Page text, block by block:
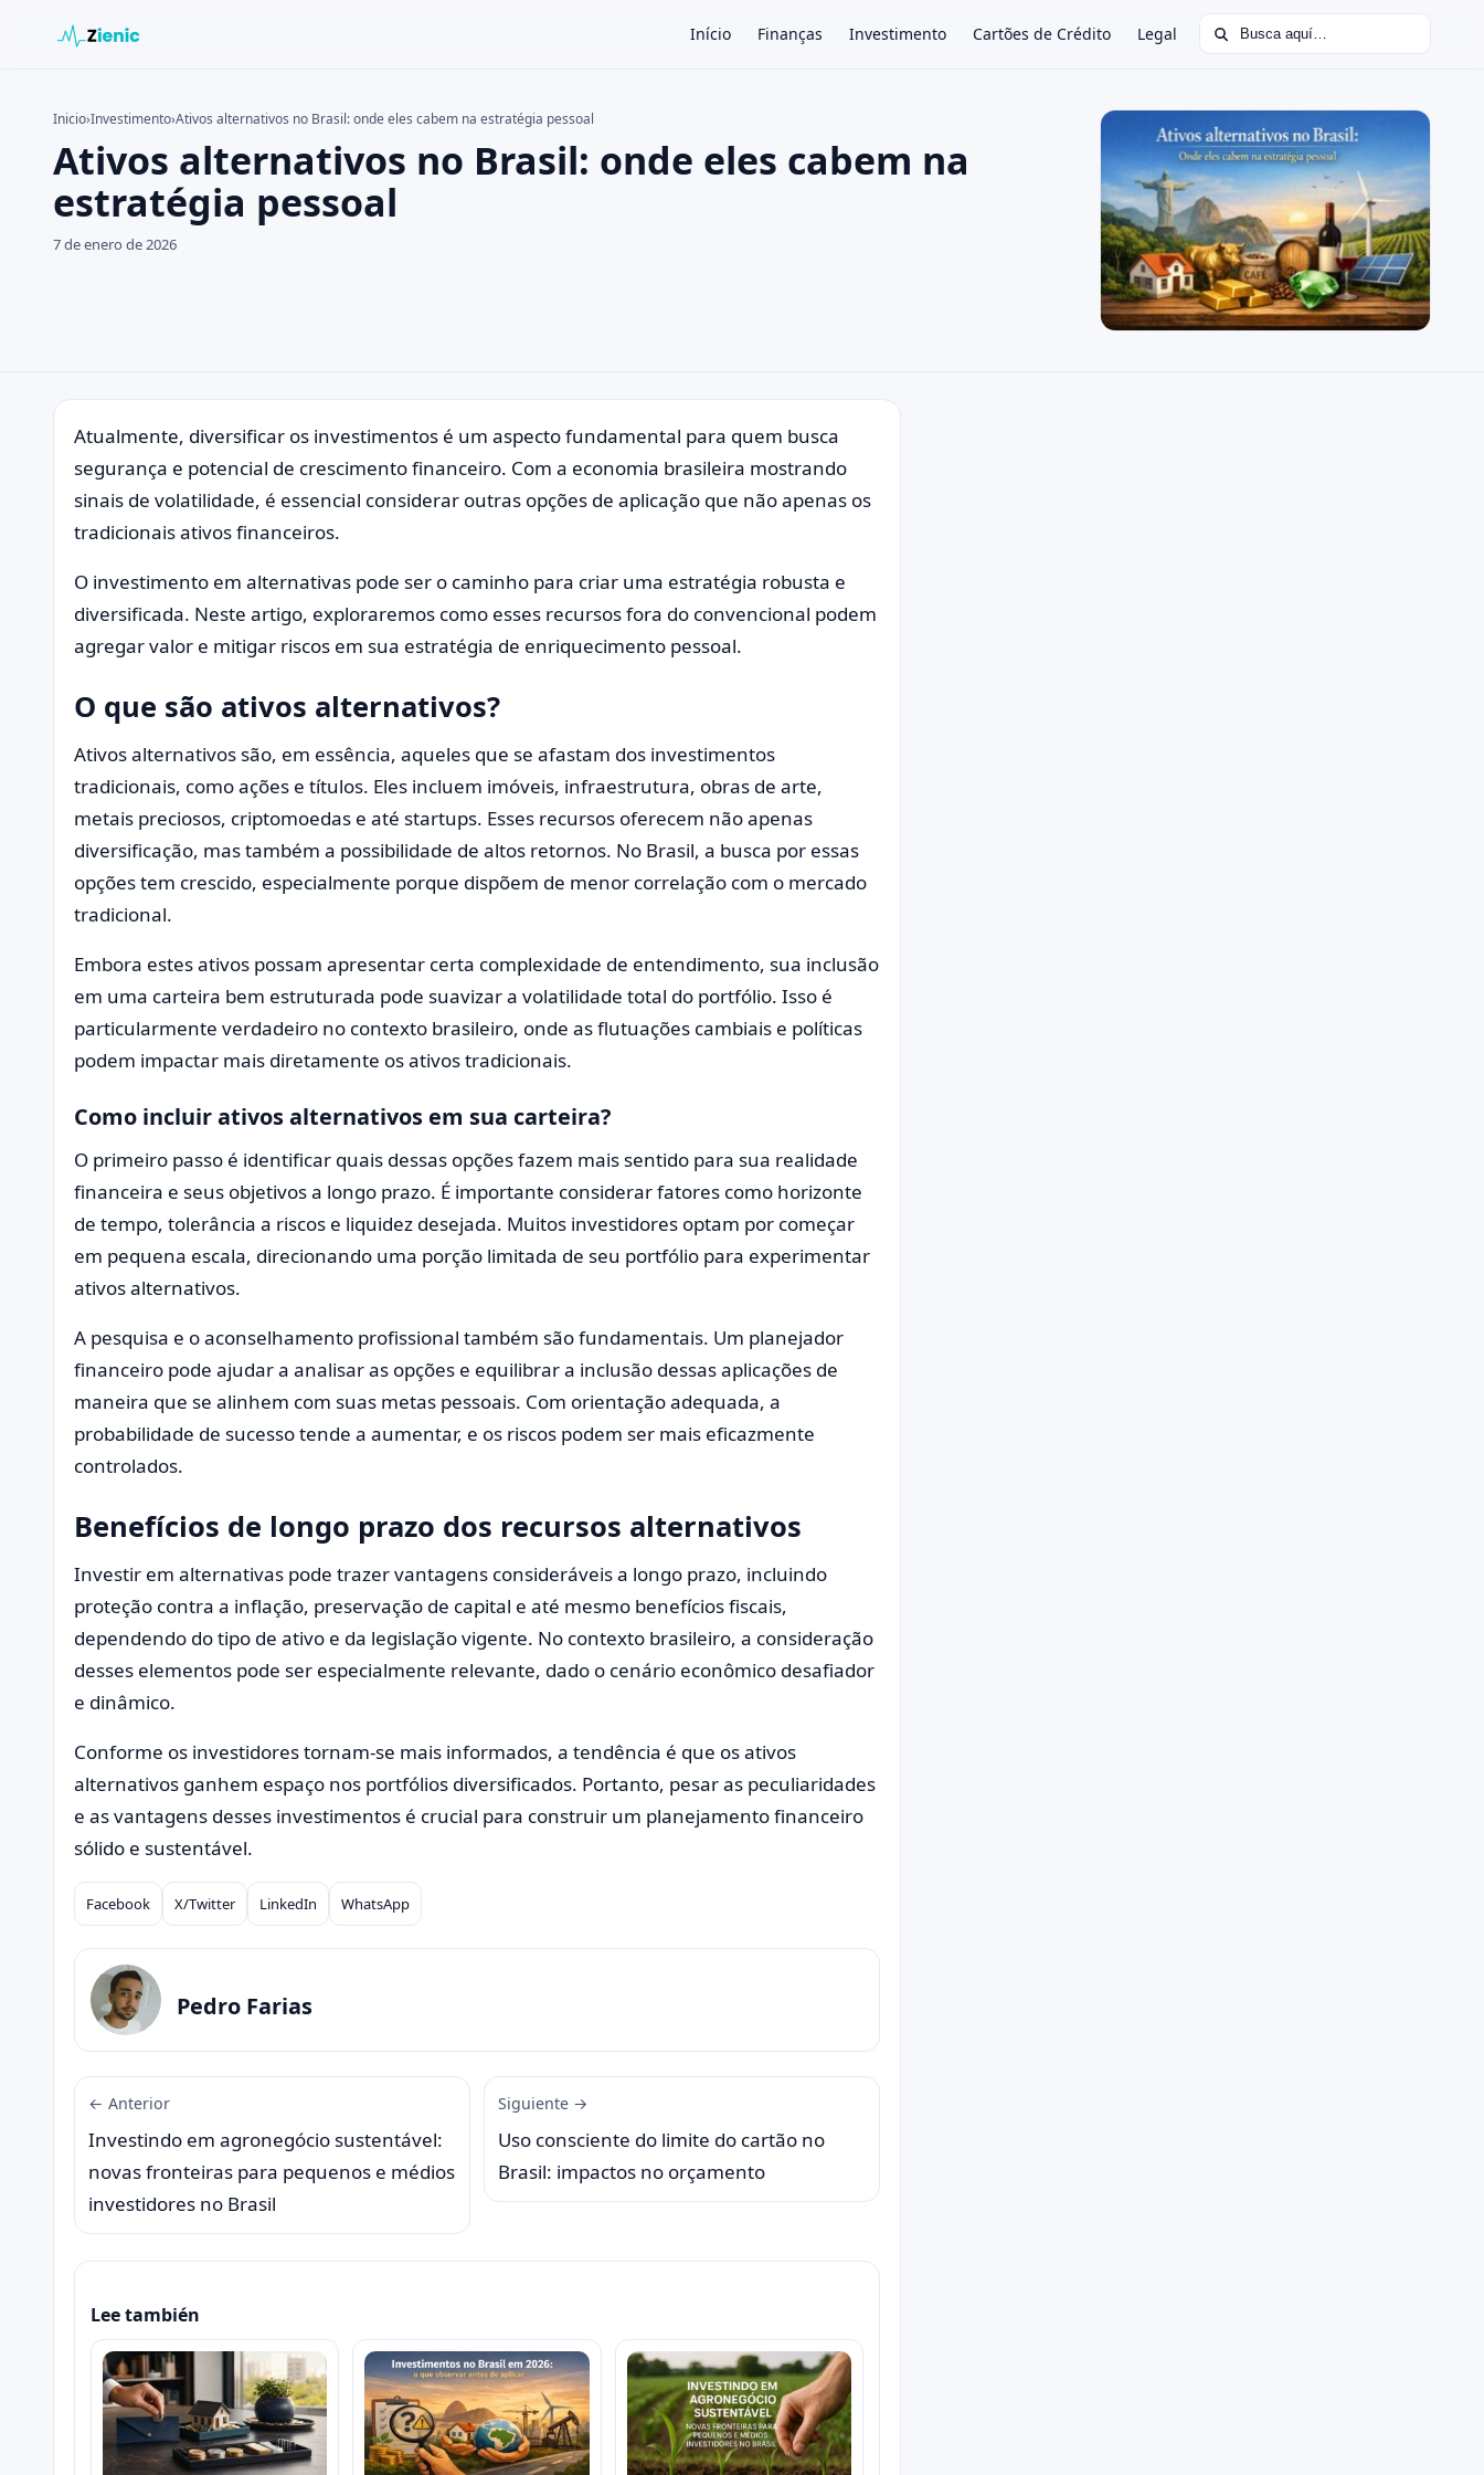
Início Finanças Investimento Cartões de Crédito Legal Buscar:
Buscar en el sitio ×
Buscar:
Pulsa Enter para buscar o ESC para cerrar.
Inicio›Investimento›Ativos alternativos no Brasil: onde eles cabem na estratégia pessoal
Ativos alternativos no Brasil: onde eles cabem na
estratégia pessoal
7 de enero de 2026
Atualmente, diversificar os investimentos é um aspecto fundamental para quem busca
segurança e potencial de crescimento financeiro. Com a economia brasileira mostrando
sinais de volatilidade, é essencial considerar outras opções de aplicação que não apenas os
tradicionais ativos financeiros.
O investimento em alternativas pode ser o caminho para criar uma estratégia robusta e
diversificada. Neste artigo, exploraremos como esses recursos fora do convencional podem
agregar valor e mitigar riscos em sua estratégia de enriquecimento pessoal.
O que são ativos alternativos?
Ativos alternativos são, em essência, aqueles que se afastam dos investimentos
tradicionais, como ações e títulos. Eles incluem imóveis, infraestrutura, obras de arte,
metais preciosos, criptomoedas e até startups. Esses recursos oferecem não apenas
diversificação, mas também a possibilidade de altos retornos. No Brasil, a busca por essas
opções tem crescido, especialmente porque dispõem de menor correlação com o mercado
tradicional.
Embora estes ativos possam apresentar certa complexidade de entendimento, sua inclusão
em uma carteira bem estruturada pode suavizar a volatilidade total do portfólio. Isso é
particularmente verdadeiro no contexto brasileiro, onde as flutuações cambiais e políticas
podem impactar mais diretamente os ativos tradicionais.
Como incluir ativos alternativos em sua carteira?
O primeiro passo é identificar quais dessas opções fazem mais sentido para sua realidade
financeira e seus objetivos a longo prazo. É importante considerar fatores como horizonte
de tempo, tolerância a riscos e liquidez desejada. Muitos investidores optam por começar
em pequena escala, direcionando uma porção limitada de seu portfólio para experimentar
ativos alternativos.
A pesquisa e o aconselhamento profissional também são fundamentais. Um planejador
financeiro pode ajudar a analisar as opções e equilibrar a inclusão dessas aplicações de
maneira que se alinhem com suas metas pessoais. Com orientação adequada, a
probabilidade de sucesso tende a aumentar, e os riscos podem ser mais eficazmente
controlados.
Benefícios de longo prazo dos recursos alternativos
Investir em alternativas pode trazer vantagens consideráveis a longo prazo, incluindo
proteção contra a inflação, preservação de capital e até mesmo benefícios fiscais,
dependendo do tipo de ativo e da legislação vigente. No contexto brasileiro, a consideração
desses elementos pode ser especialmente relevante, dado o cenário econômico desafiador
e dinâmico.
Conforme os investidores tornam-se mais informados, a tendência é que os ativos
alternativos ganhem espaço nos portfólios diversificados. Portanto, pesar as peculiaridades
e as vantagens desses investimentos é crucial para construir um planejamento financeiro
sólido e sustentável.
Compartilhar
Facebook X/Twitter LinkedIn WhatsApp
Pedro Farias
← Anterior
Investindo em agronegócio sustentável:
novas fronteiras para pequenos e médios
investidores no Brasil
Siguiente →
Uso consciente do limite do cartão no
Brasil: impactos no orçamento
Lee también